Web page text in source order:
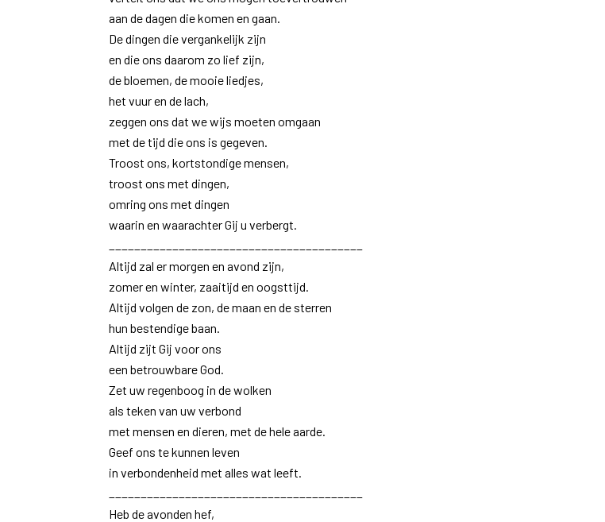
aan de dagen die komen en gaan.
De dingen die vergankelijk zijn
en die ons daarom zo lief zijn,
de bloemen, de mooie liedjes,
het vuur en de lach,
zeggen ons dat we wijs moeten omgaan
met de tijd die ons is gegeven.
Troost ons, kortstondige mensen,
troost ons met dingen,
omring ons met dingen
waarin en waarachter Gij u verbergt.
Altijd zal er morgen en avond zijn,
zomer en winter, zaaitijd en oogsttijd.
Altijd volgen de zon, de maan en de sterren
hun bestendige baan.
Altijd zijt Gij voor ons
een betrouwbare God.
Zet uw regenboog in de wolken
als teken van uw verbond
met mensen en dieren, met de hele aarde.
Geef ons te kunnen leven
in verbondenheid met alles wat leeft.
Heb de avonden hef,